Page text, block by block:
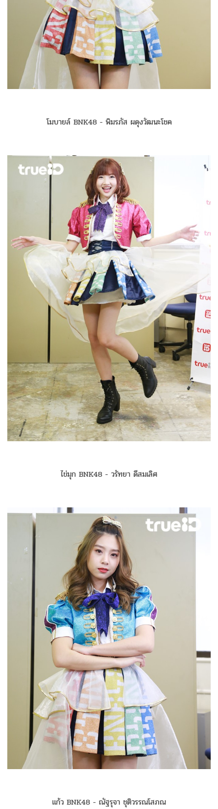
โมบายล์ BNK48 - พิมรภัส ผดุงวัฒนะโชค
ไข่มุก BNK48 - วรัทยา ดีสมเลิศ
แก้ว BNK48 - ณัฐรุจา ชุติวรรณโสภณ